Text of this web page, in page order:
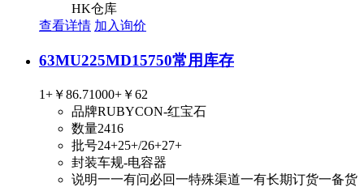
HK仓库
查看详情 加入询价
63MU225MD15750常用库存
1+ ￥86.71000+ ￥62
品牌RUBYCON-红宝石
数量2416
批号24+25+/26+27+
封装车规-电容器
说明一一有问必回一特殊渠道一有长期订货一备货